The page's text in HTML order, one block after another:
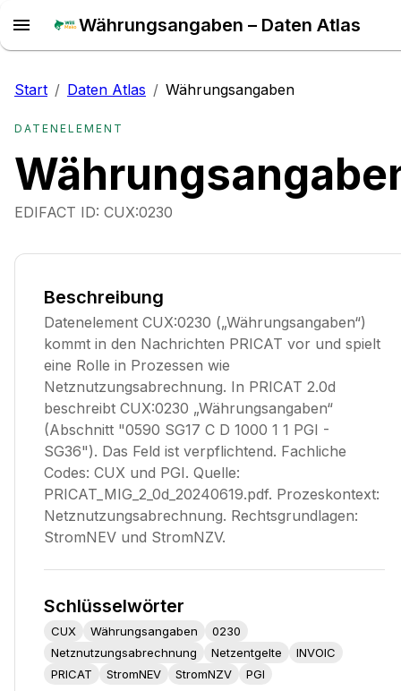
Währungsangaben – Daten Atlas
Start / Daten Atlas / Währungsangaben
DATENELEMENT
EDIFACT ID: CUX:0230
Beschreibung
Datenelement CUX:0230 („Währungsangaben“)
kommt in den Nachrichten PRICAT vor und spielt
eine Rolle in Prozessen wie
Netznutzungsabrechnung. In PRICAT 2.0d
beschreibt CUX:0230 „Währungsangaben“
(Abschnitt "0590 SG17 C D 1000 1 1 PGI -
SG36"). Das Feld ist verpflichtend. Fachliche
Codes: CUX und PGI. Quelle:
PRICAT_MIG_2_0d_20240619.pdf. Prozeskontext:
Netznutzungsabrechnung. Rechtsgrundlagen:
StromNEV und StromNZV.
Schlüsselwörter
CUX Währungsangaben
0230
Netznutzungsabrechnung
Netzentgelte
INVOIC
PRICAT
StromNEV StromNZV PGI